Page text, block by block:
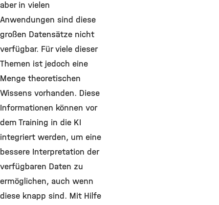
aber in vielen
Anwendungen sind diese
großen Datensätze nicht
verfügbar. Für viele dieser
Themen ist jedoch eine
Menge theoretischen
Wissens vorhanden. Diese
Informationen können vor
dem Training in die KI
integriert werden, um eine
bessere Interpretation der
verfügbaren Daten zu
ermöglichen, auch wenn
diese knapp sind. Mit Hilfe